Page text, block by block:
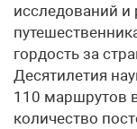
исследований и
гордость за
Десятилетия
110 маршрутов
количество